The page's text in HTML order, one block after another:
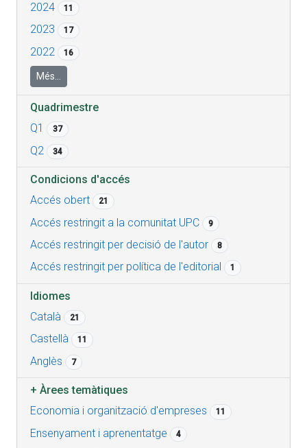
2024 11
2023 17
2022 16
Més...
Quadrimestre
Q1
37
Q2 34
Condicions d'accés
Accés obert
21
Accés restringit a la comunitat UPC 9
Accés restringit per decisió de l'autor 8
Accés restringit per política de l'editorial 1
Idiomes
Català
21
Castellà 11
Anglès 7
+Àrees temàtiques
Economia i organització d'empreses
11
Ensenyament i aprenentatge 4